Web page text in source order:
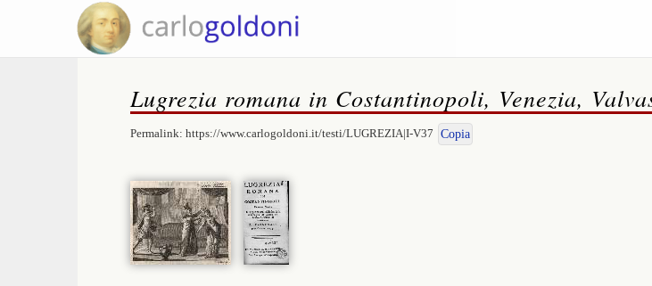
Lugrezia romana in Costantinopoli, Venezia,
Permalink: https://www.carlogoldoni.it/testi/LUGREZIA|I-V37 Copia